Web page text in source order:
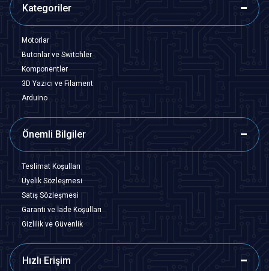
Kategoriler
Motorlar
Butonlar ve Switchler
Komponentler
3D Yazıcı ve Filament
Arduino
Önemli Bilgiler
Teslimat Koşulları
Üyelik Sözleşmesi
Satış Sözleşmesi
Garanti ve İade Koşulları
Gizlilik ve Güvenlik
Hızlı Erişim